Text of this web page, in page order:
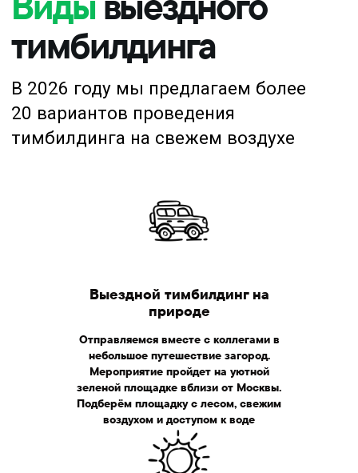
Выездной тимбилдинг на
природе
Отправляемся вместе с коллегами в
небольшое путешествие загород.
Мероприятие пройдет на уютной
зеленой площадке вблизи от Москвы.
Подберём площадку с лесом, свежим
воздухом и доступом к воде
Летний тимбилдинг
для команды